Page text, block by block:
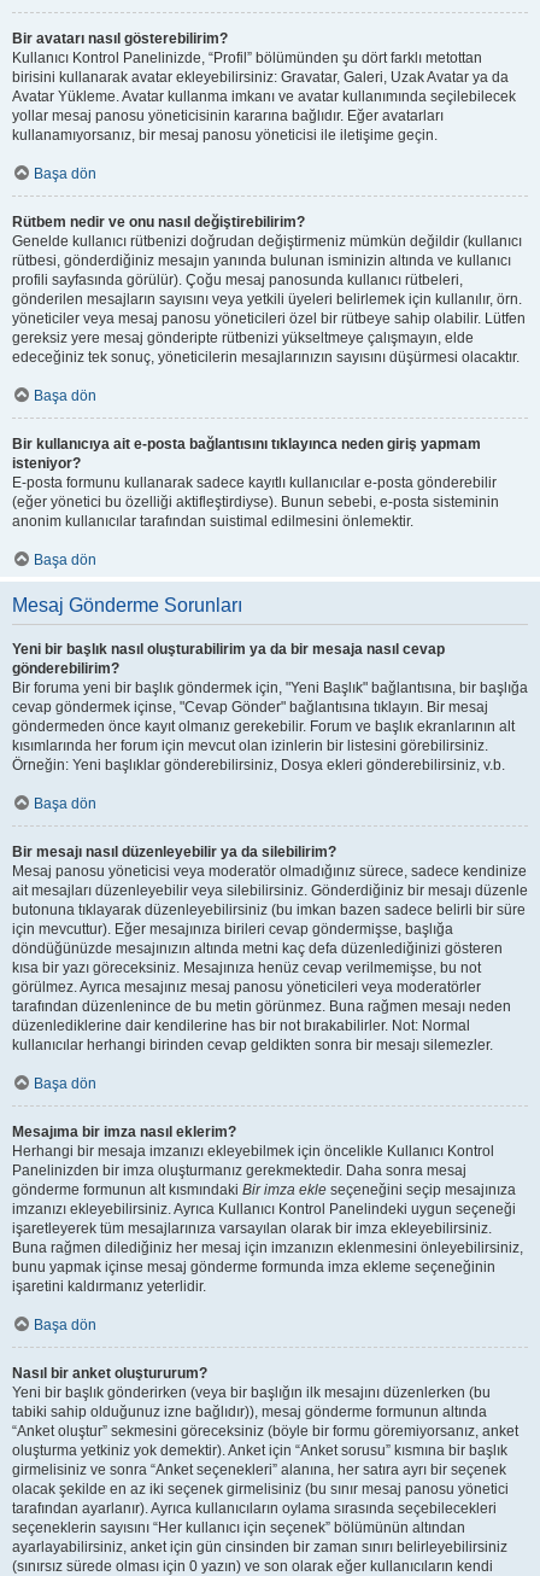
Bir avatarı nasıl gösterebilirim?
Kullanıcı Kontrol Panelinizde, “Profil” bölümünden şu dört farklı metottan
birisini kullanarak avatar ekleyebilirsiniz: Gravatar, Galeri, Uzak Avatar ya da
Avatar Yükleme. Avatar kullanma imkanı ve avatar kullanımında seçilebilecek
yollar mesaj panosu yöneticisinin kararına bağlıdır. Eğer avatarları
kullanamıyorsanız, bir mesaj panosu yöneticisi ile iletişime geçin.
Başa dön
Rütbem nedir ve onu nasıl değiştirebilirim?
Genelde kullanıcı rütbenizi doğrudan değiştirmeniz mümkün değildir (kullanıcı
rütbesi, gönderdiğiniz mesajın yanında bulunan isminizin altında ve kullanıcı
profili sayfasında görülür). Çoğu mesaj panosunda kullanıcı rütbeleri,
gönderilen mesajların sayısını veya yetkili üyeleri belirlemek için kullanılır, örn.
yöneticiler veya mesaj panosu yöneticileri özel bir rütbeye sahip olabilir. Lütfen
gereksiz yere mesaj gönderipte rütbenizi yükseltmeye çalışmayın, elde
edeceğiniz tek sonuç, yöneticilerin mesajlarınızın sayısını düşürmesi olacaktır.
Başa dön
Bir kullanıcıya ait e-posta bağlantısını tıklayınca neden giriş yapmam
isteniyor?
E-posta formunu kullanarak sadece kayıtlı kullanıcılar e-posta gönderebilir
(eğer yönetici bu özelliği aktifleştirdiyse). Bunun sebebi, e-posta sisteminin
anonim kullanıcılar tarafından suistimal edilmesini önlemektir.
Başa dön
Mesaj Gönderme Sorunları
Yeni bir başlık nasıl oluşturabilirim ya da bir mesaja nasıl cevap
gönderebilirim?
Bir foruma yeni bir başlık göndermek için, "Yeni Başlık" bağlantısına, bir başlığa
cevap göndermek içinse, "Cevap Gönder" bağlantısına tıklayın. Bir mesaj
göndermeden önce kayıt olmanız gerekebilir. Forum ve başlık ekranlarının alt
kısımlarında her forum için mevcut olan izinlerin bir listesini görebilirsiniz.
Örneğin: Yeni başlıklar gönderebilirsiniz, Dosya ekleri gönderebilirsiniz, v.b.
Başa dön
Bir mesajı nasıl düzenleyebilir ya da silebilirim?
Mesaj panosu yöneticisi veya moderatör olmadığınız sürece, sadece kendinize
ait mesajları düzenleyebilir veya silebilirsiniz. Gönderdiğiniz bir mesajı düzenle
butonuna tıklayarak düzenleyebilirsiniz (bu imkan bazen sadece belirli bir süre
için mevcuttur). Eğer mesajınıza birileri cevap göndermişse, başlığa
döndüğünüzde mesajınızın altında metni kaç defa düzenlediğinizi gösteren
kısa bir yazı göreceksiniz. Mesajınıza henüz cevap verilmemişse, bu not
görülmez. Ayrıca mesajınız mesaj panosu yöneticileri veya moderatörler
tarafından düzenlenince de bu metin görünmez. Buna rağmen mesajı neden
düzenlediklerine dair kendilerine has bir not bırakabilirler. Not: Normal
kullanıcılar herhangi birinden cevap geldikten sonra bir mesajı silemezler.
Başa dön
Mesajıma bir imza nasıl eklerim?
Herhangi bir mesaja imzanızı ekleyebilmek için öncelikle Kullanıcı Kontrol
Panelinizden bir imza oluşturmanız gerekmektedir. Daha sonra mesaj
gönderme formunun alt kısmındaki Bir imza ekle seçeneğini seçip mesajınıza
imzanızı ekleyebilirsiniz. Ayrıca Kullanıcı Kontrol Panelindeki uygun seçeneği
işaretleyerek tüm mesajlarınıza varsayılan olarak bir imza ekleyebilirsiniz.
Buna rağmen dilediğiniz her mesaj için imzanızın eklenmesini önleyebilirsiniz,
bunu yapmak içinse mesaj gönderme formunda imza ekleme seçeneğinin
işaretini kaldırmanız yeterlidir.
Başa dön
Nasıl bir anket oluştururum?
Yeni bir başlık gönderirken (veya bir başlığın ilk mesajını düzenlerken (bu
tabiki sahip olduğunuz izne bağlıdır)), mesaj gönderme formunun altında
“Anket oluştur” sekmesini göreceksiniz (böyle bir formu göremiyorsanız, anket
oluşturma yetkiniz yok demektir). Anket için “Anket sorusu” kısmına bir başlık
girmelisiniz ve sonra “Anket seçenekleri” alanına, her satıra ayrı bir seçenek
olacak şekilde en az iki seçenek girmelisiniz (bu sınır mesaj panosu yönetici
tarafından ayarlanır). Ayrıca kullanıcıların oylama sırasında seçebilecekleri
seçeneklerin sayısını “Her kullanıcı için seçenek” bölümünün altından
ayarlayabilirsiniz, anket için gün cinsinden bir zaman sınırı belirleyebilirsiniz
(sınırsız sürede olması için 0 yazın) ve son olarak eğer kullanıcıların kendi